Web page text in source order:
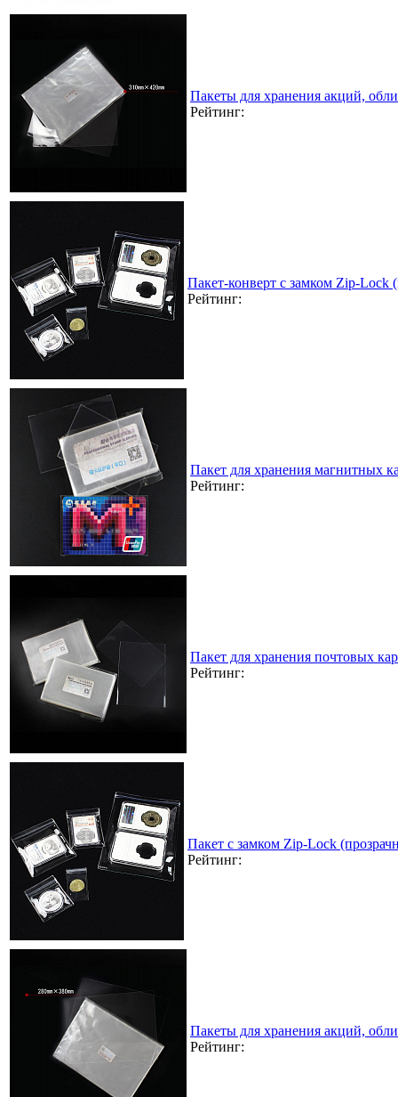
Пакеты для хранения акций,
Рейтинг:
Пакет-конверт с замком Zip-
Рейтинг:
Пакет для хранения магнитных
Рейтинг:
Пакет для хранения почтовых
Рейтинг:
Пакет с замком Zip-Lock
Рейтинг:
Пакеты для хранения акций,
Рейтинг: